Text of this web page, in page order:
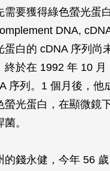
需要獲得綠色螢光蛋
DNA,
蛋白的 cDNA 序列尚
終於在 1992 年 10 月
序列。1 個月後，他
螢光蛋白，在顯微鏡
。
的錢永健，今年 56